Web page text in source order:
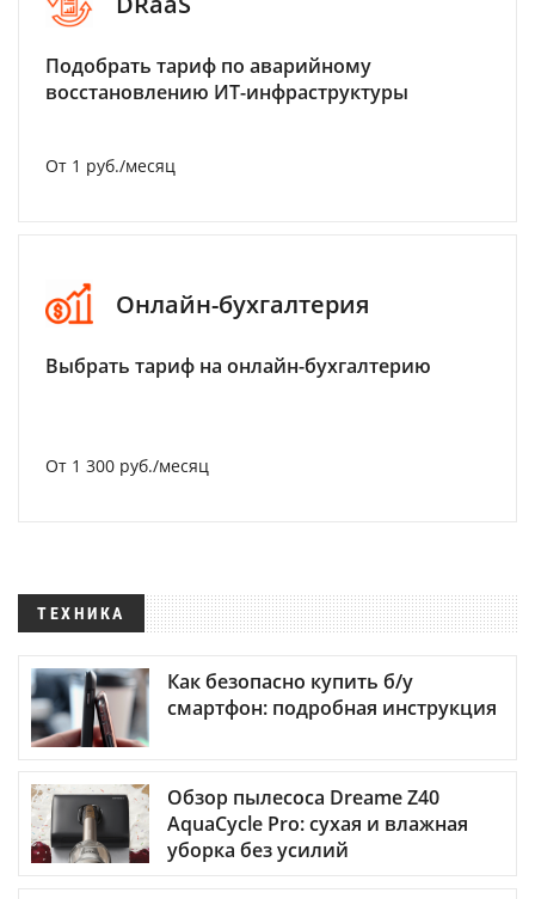
Подобрать тариф по аварийному
восстановлению ИТ-инфраструктуры
От 1 руб./месяц
Онлайн-бухгалтерия
Выбрать тариф на онлайн-бухгалтерию
От 1 300 руб./месяц
ТЕХНИКА
Как безопасно купить б/у
смартфон: подробная инструкция
Обзор пылесоса Dreame Z40
AquaCycle Pro: сухая и влажная
уборка без усилий